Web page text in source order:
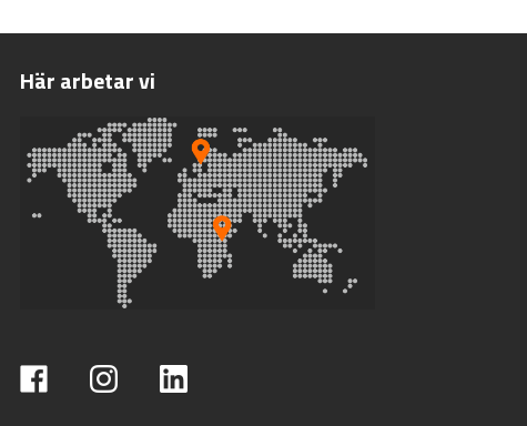
Här arbetar vi